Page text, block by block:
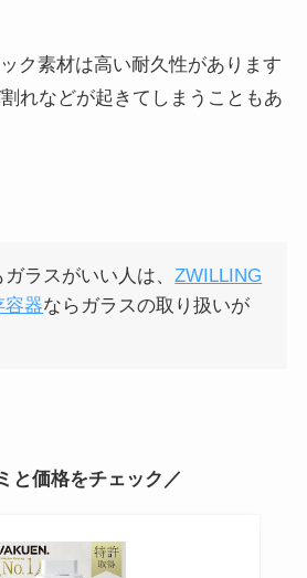
ク素材は高い耐久性があります
れなどが起きてしまうこともあ
ガラスがいい人は、ZWILLING
容器ならガラスの取り扱いが
と価格をチェック／